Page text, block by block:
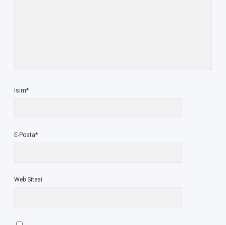
İsim*
E-Posta*
Web Sitesi